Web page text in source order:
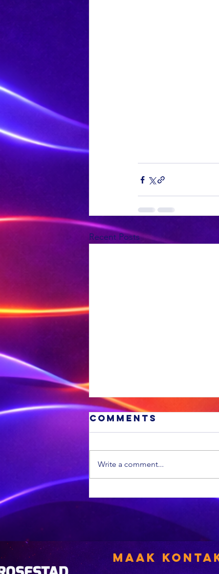
Recent Posts
VL sê hy sal
vir boere
opstaan
Comments
Write a comment...
Maak